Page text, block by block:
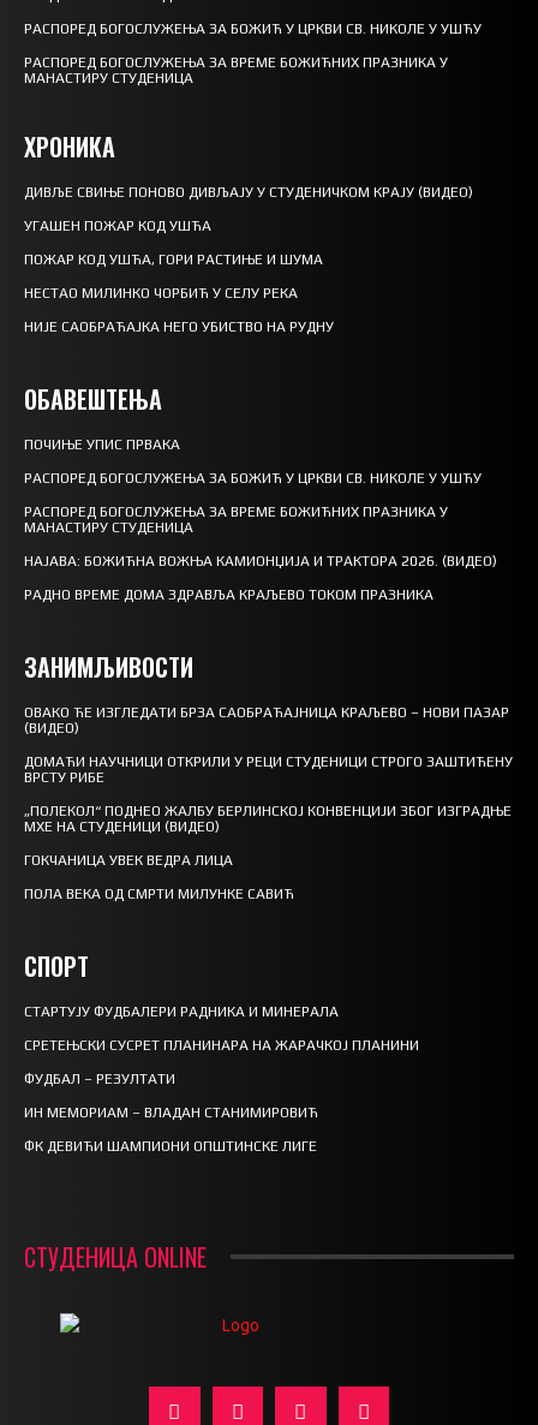
РАСПОРЕД БОГОСЛУЖЕЊА ЗА БОЖИЋ У ЦРКВИ СВ. НИКОЛЕ У УШЋУ
РАСПОРЕД БОГОСЛУЖЕЊА ЗА ВРЕМЕ БОЖИЋНИХ ПРАЗНИКА У
МАНАСТИРУ СТУДЕНИЦА
ХРОНИКА
ДИВЉЕ СВИЊЕ ПОНОВО ДИВЉАЈУ У СТУДЕНИЧКОМ КРАЈУ (ВИДЕО)
УГАШЕН ПОЖАР КОД УШЋА
ПОЖАР КОД УШЋА, ГОРИ РАСТИЊЕ И ШУМА
НЕСТАО МИЛИНКО ЧОРБИЋ У СЕЛУ РЕКА
НИЈЕ САОБРАЋАЈКА НЕГО УБИСТВО НА РУДНУ
ОБАВЕШТЕЊА
ПОЧИЊЕ УПИС ПРВАКА
РАСПОРЕД БОГОСЛУЖЕЊА ЗА БОЖИЋ У ЦРКВИ СВ. НИКОЛЕ У УШЋУ
РАСПОРЕД БОГОСЛУЖЕЊА ЗА ВРЕМЕ БОЖИЋНИХ ПРАЗНИКА У
МАНАСТИРУ СТУДЕНИЦА
НАЈАВА: БОЖИЋНА ВОЖЊА КАМИОНЏИЈА И ТРАКТОРА 2026. (ВИДЕО)
РАДНО ВРЕМЕ ДОМА ЗДРАВЉА КРАЉЕВО ТОКОМ ПРАЗНИКА
ЗАНИМЉИВОСТИ
ОВАКО ЋЕ ИЗГЛЕДАТИ БРЗА САОБРАЋАЈНИЦА КРАЉЕВО – НОВИ ПАЗАР
(ВИДЕО)
ДОМАЋИ НАУЧНИЦИ ОТКРИЛИ У РЕЦИ СТУДЕНИЦИ СТРОГО ЗАШТИЋЕНУ
ВРСТУ РИБЕ
„ПОЛЕКОЛ“ ПОДНЕО ЖАЛБУ БЕРЛИНСКОЈ КОНВЕНЦИЈИ ЗБОГ ИЗГРАДЊЕ
МХЕ НА СТУДЕНИЦИ (ВИДЕО)
ГОКЧАНИЦА УВЕК ВЕДРА ЛИЦА
ПОЛА ВЕКА ОД СМРТИ МИЛУНКЕ САВИЋ
СПОРТ
СТАРТУЈУ ФУДБАЛЕРИ РАДНИКА И МИНЕРАЛА
СРЕТЕЊСКИ СУСРЕТ ПЛАНИНАРА НА ЖАРАЧКОЈ ПЛАНИНИ
ФУДБАЛ – РЕЗУЛТАТИ
ИН МЕМОРИАМ – ВЛАДАН СТАНИМИРОВИЋ
ФК ДЕВИЋИ ШАМПИОНИ ОПШТИНСКЕ ЛИГЕ
СТУДЕНИЦА ONLINE